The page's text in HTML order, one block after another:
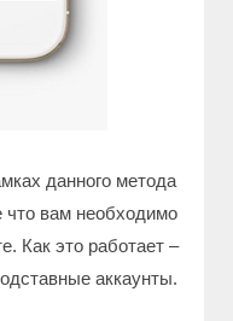
данного метода
что вам необходимо
Как это работает –
аккаунты.